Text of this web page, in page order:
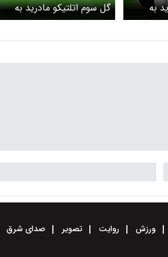
به
گل سوم اتلتیکو مادرید به
بارسلونا را ببینید + ویدیو
ورزش روایت تصویر صدای شرق